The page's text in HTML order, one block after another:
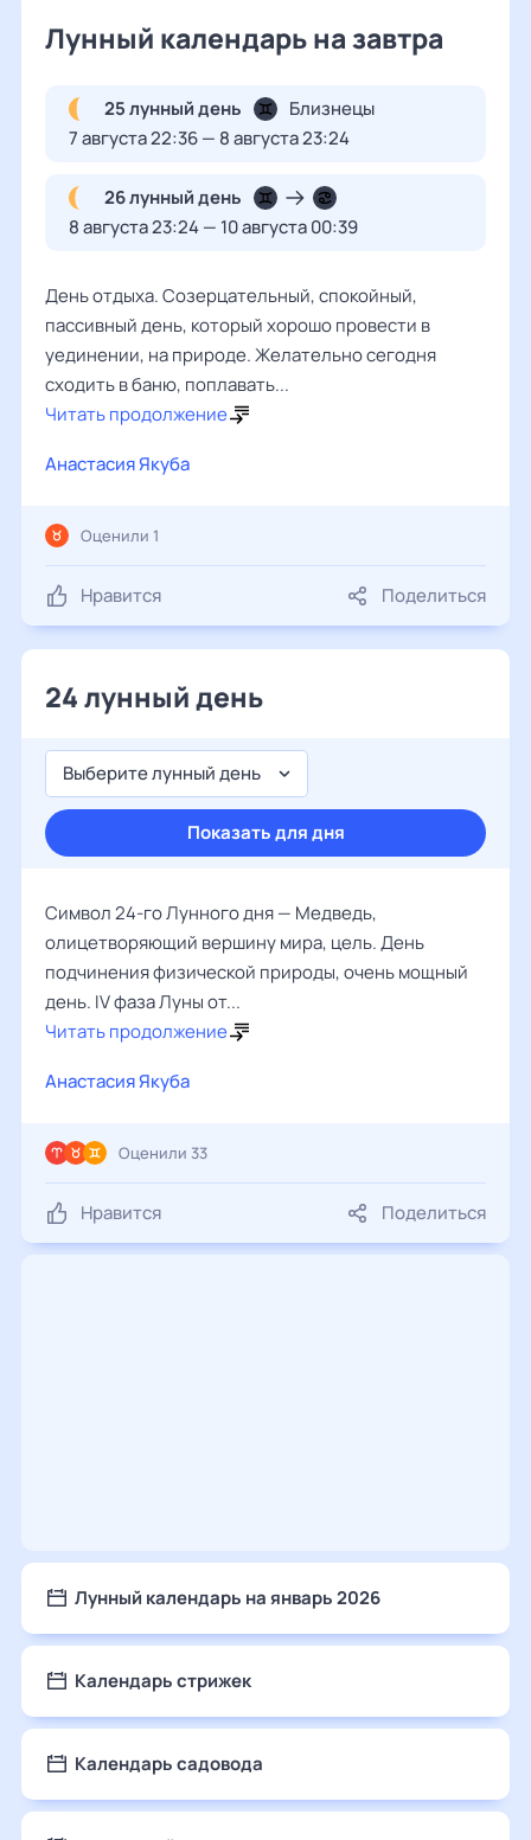
Лунный календарь на завтра
25 лунный день
Близнецы
7 августа 22:36 — 8 августа 23:24
26 лунный день
8 августа 23:24 — 10 августа 00:39
День отдыха. Созерцательный, спокойный,
пассивный день, который хорошо провести в
уединении, на природе. Желательно сегодня
сходить в баню, поплавать...
Читать продолжение
Анастасия Якуба
Нравится Поделиться
Оценили 1
24 лунный день
Выберите лунный день
Показать для дня
Символ 24-го Лунного дня — Медведь,
олицетворяющий вершину мира, цель. День
подчинения физической природы, очень мощный
день. IV фаза Луны от...
Читать продолжение
Анастасия Якуба
Нравится Поделиться
Оценили 33
Лунный календарь на январь 2026
Календарь стрижек
Календарь садовода